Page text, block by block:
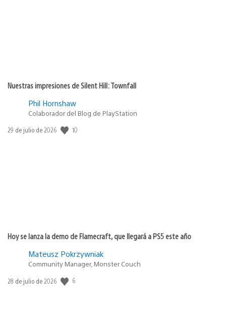
Nuestras impresiones de Silent Hill: Townfall
Phil Hornshaw
Colaborador del Blog de PlayStation
Fecha
29 de julio de 2026 10
Hoy se lanza la demo de Flamecraft, que llegará a PS5 este año
Mateusz Pokrzywniak
Community Manager, Monster Couch
Fecha
28 de julio de 2026 6